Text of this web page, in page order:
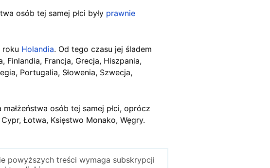
osób tej samej płci były prawnie
roku Holandia. Od tego czasu jej śladem
Finlandia, Francja, Grecja, Hiszpania,
Portugalia, Słowenia, Szwecja,
osób tej samej płci, oprócz
Łotwa, Księstwo Monako, Węgry.
powyższych treści wymaga subskrypcji